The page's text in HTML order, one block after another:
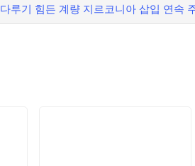
다루기 힘든 계량 지르코니아 삽입 연속